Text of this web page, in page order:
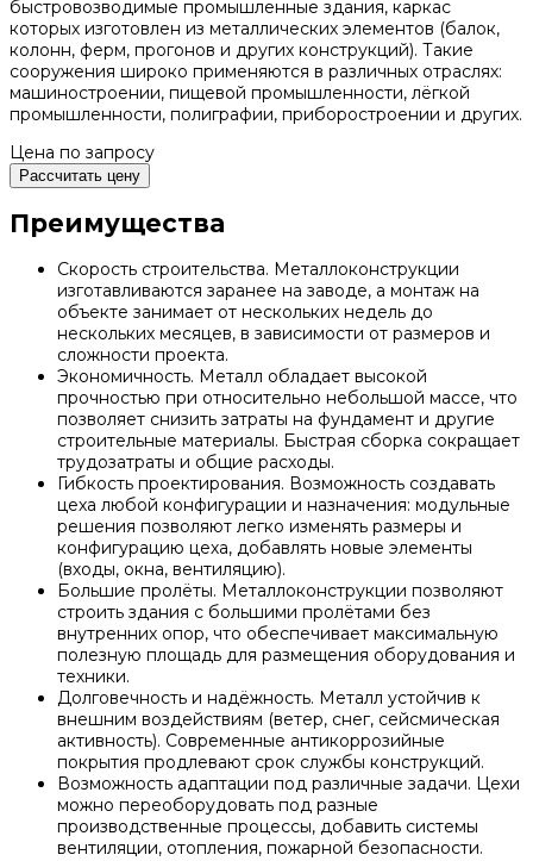
быстровозводимые промышленные здания, каркас
которых изготовлен из металлических элементов (балок,
колонн, ферм, прогонов и других конструкций). Такие
сооружения широко применяются в различных отраслях:
машиностроении, пищевой промышленности, лёгкой
промышленности, полиграфии, приборостроении и других.
Цена по запросу
Рассчитать цену
Преимущества
Скорость строительства. Металлоконструкции
изготавливаются заранее на заводе, а монтаж на
объекте занимает от нескольких недель до
нескольких месяцев, в зависимости от размеров и
сложности проекта.
Экономичность. Металл обладает высокой
прочностью при относительно небольшой массе, что
позволяет снизить затраты на фундамент и другие
строительные материалы. Быстрая сборка сокращает
трудозатраты и общие расходы.
Гибкость проектирования. Возможность создавать
цеха любой конфигурации и назначения: модульные
решения позволяют легко изменять размеры и
конфигурацию цеха, добавлять новые элементы
(входы, окна, вентиляцию).
Большие пролёты. Металлоконструкции позволяют
строить здания с большими пролётами без
внутренних опор, что обеспечивает максимальную
полезную площадь для размещения оборудования и
техники.
Долговечность и надёжность. Металл устойчив к
внешним воздействиям (ветер, снег, сейсмическая
активность). Современные антикоррозийные
покрытия продлевают срок службы конструкций.
Возможность адаптации под различные задачи. Цехи
можно переоборудовать под разные
производственные процессы, добавить системы
вентиляции, отопления, пожарной безопасности.